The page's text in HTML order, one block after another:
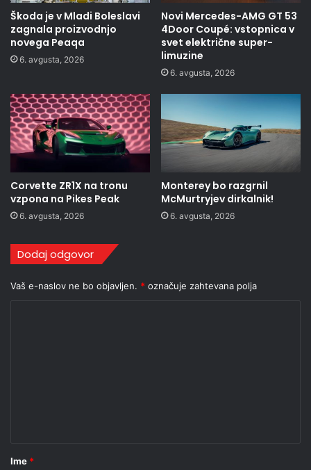
Škoda je v Mladi Boleslavi
zagnala proizvodnjo
novega Peaqa
6. avgusta, 2026
Novi Mercedes-AMG GT 53
4Door Coupé: vstopnica v
svet električne super-
limuzine
6. avgusta, 2026
Corvette ZR1X na tronu
vzpona na Pikes Peak
6. avgusta, 2026
Monterey bo razgrnil
McMurtryjev dirkalnik!
6. avgusta, 2026
Dodaj odgovor
Vaš e-naslov ne bo objavljen. * označuje zahtevana polja
r
Ime *